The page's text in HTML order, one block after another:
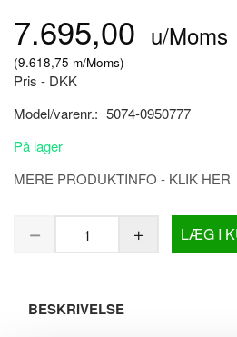
7.695,00 u/Moms
(9.618,75 m/Moms)
Pris - DKK
Model/varenr.: 5074-0950777
På lager
MERE PRODUKTINFO - KLIK HER
LÆG I
BESKRIVELSE